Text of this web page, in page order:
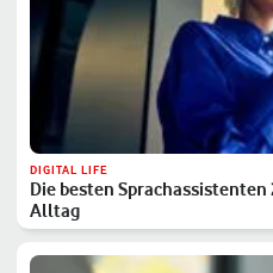
DIGITAL LIFE
Die besten Sprachassistenten
Alltag